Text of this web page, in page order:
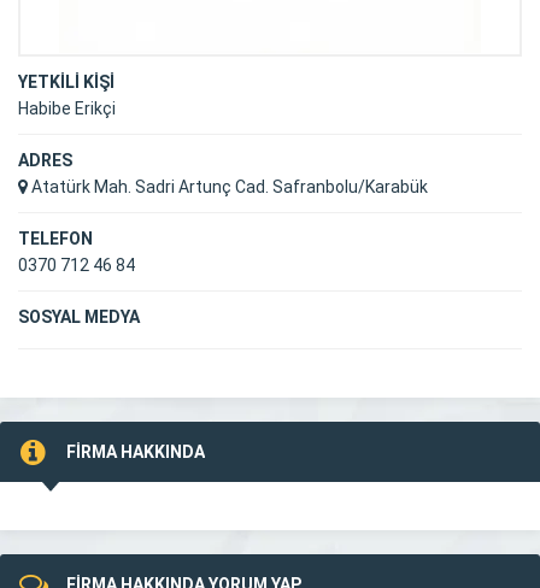
YETKİLİ KİŞİ
Habibe Erikçi
ADRES
Atatürk Mah. Sadri Artunç Cad. Safranbolu/Karabük
TELEFON
0370 712 46 84
SOSYAL MEDYA
FİRMA HAKKINDA